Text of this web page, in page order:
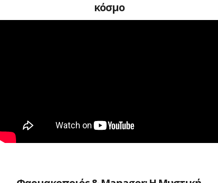
κόσμο